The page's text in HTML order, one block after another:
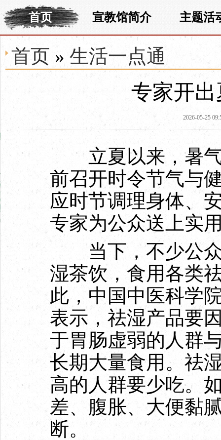
首页 宣教馆简介 主题活
首页 » 生活一点通
专家开出
2026-05-25
立夏以来，暑气
前召开时令节气与
应时节调理身体、
专家为公众送上实
当下，不少公众
湿茶饮，食用各类
此，中国中医科学
表示，祛湿产品要
于胃肠虚弱的人群
长期大量食用。祛
高的人群要少吃。
差、腹胀、大便黏
断。